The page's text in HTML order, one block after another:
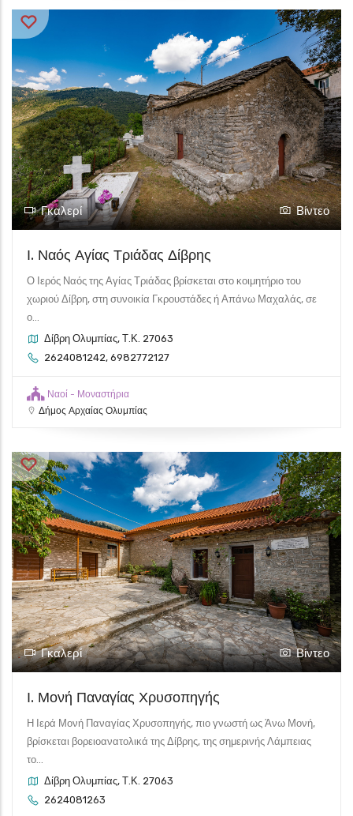
Γκαλερί Βίντεο
Ι. Ναός Αγίας Τριάδας Δίβρης
Ο Ιερός Ναός της Αγίας Τριάδας βρίσκεται στο κοιμητήριο του
χωριού Δίβρη, στη συνοικία Γκρουστάδες ή Απάνω Μαχαλάς, σε
ο...
Δίβρη Ολυμπίας, Τ.Κ. 27063
2624081242, 6982772127
Ναοί - Μοναστήρια
Δήμος Αρχαίας Ολυμπίας
Γκαλερί Βίντεο
Ι. Μονή Παναγίας Χρυσοπηγής
Η Ιερά Μονή Παναγίας Χρυσοπηγής, πιο γνωστή ως Άνω Μονή,
βρίσκεται βορειοανατολικά της Δίβρης, της σημερινής Λάμπειας
το...
Δίβρη Ολυμπίας, Τ.Κ. 27063
2624081263